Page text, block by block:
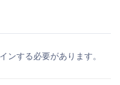
ンする必要があります。